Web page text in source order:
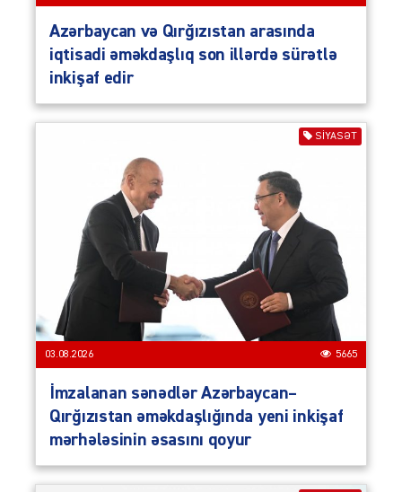
Azərbaycan və Qırğızıstan arasında
iqtisadi əməkdaşlıq son illərdə sürətlə
inkişaf edir
SIYASƏT
03.08.2026 5665
İmzalanan sənədlər Azərbaycan–
Qırğızıstan əməkdaşlığında yeni inkişaf
mərhələsinin əsasını qoyur